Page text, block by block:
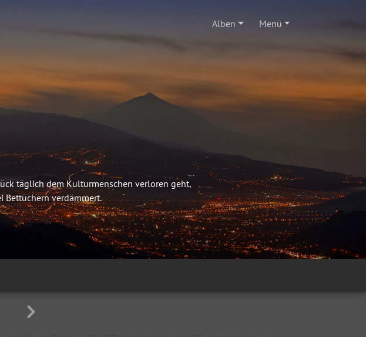
Alben Menü
täglich dem Kulturmenschen verloren geht,
Bettüchern verdämmert.